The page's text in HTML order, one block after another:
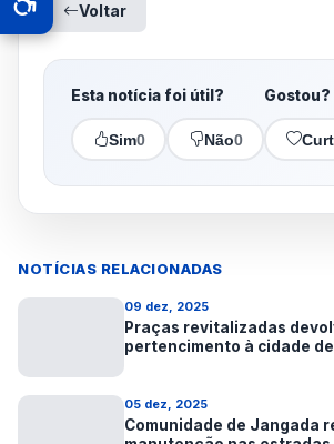
Voltar
Esta notícia foi útil?
Sim0 Não0
Gostou?
NOTÍCIAS RELACIONADAS
09 dez, 2025
Praças revitalizadas
pertencimento à cidade
05 dez, 2025
Comunidade de Jangada